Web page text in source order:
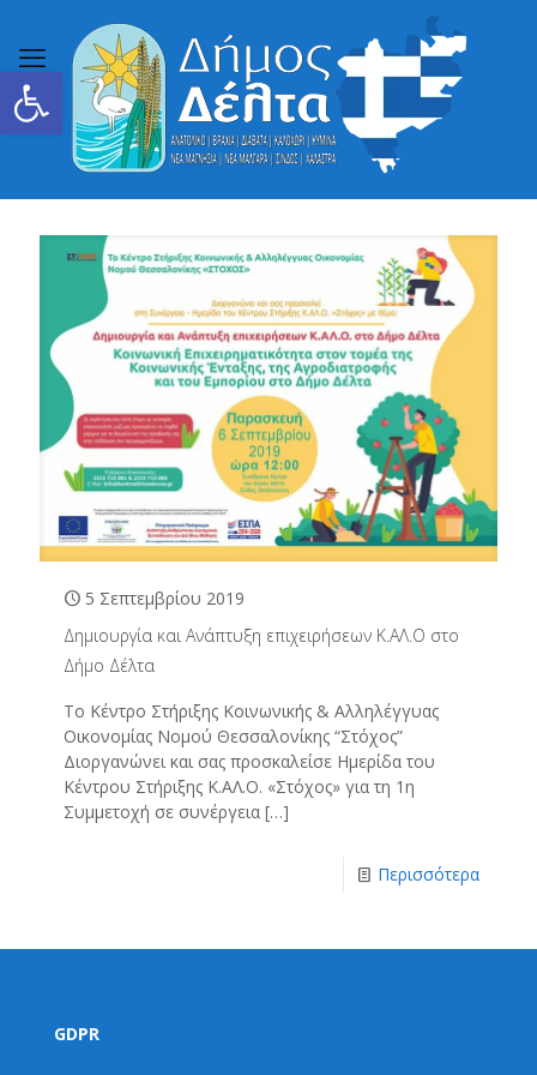
Ανοίξτε τη γραμμή εργαλείων
5 Σεπτεμβρίου 2019
Δημιουργία και Ανάπτυξη επιχειρήσεων Κ.ΑΛ.Ο στο
Δήμο Δέλτα
Το Κέντρο Στήριξης Κοινωνικής & Αλληλέγγυας
Οικονομίας Νομού Θεσσαλονίκης “Στόχος”
Διοργανώνει και σας προσκαλείσε Ημερίδα του
Κέντρου Στήριξης Κ.ΑΛ.Ο. «Στόχος» για τη 1η
Συμμετοχή σε συνέργεια […]
Περισσότερα
GDPR